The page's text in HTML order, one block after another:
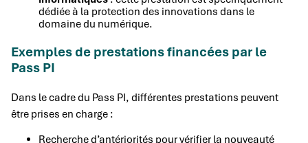
dédiée à la protection des innovations dans le
domaine du numérique.
Exemples de prestations financées par le
Pass PI
Dans le cadre du Pass PI, différentes prestations peuvent
être prises en charge :
Recherche d’antériorités pour vérifier la nouveauté